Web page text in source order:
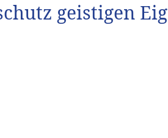
geistigen